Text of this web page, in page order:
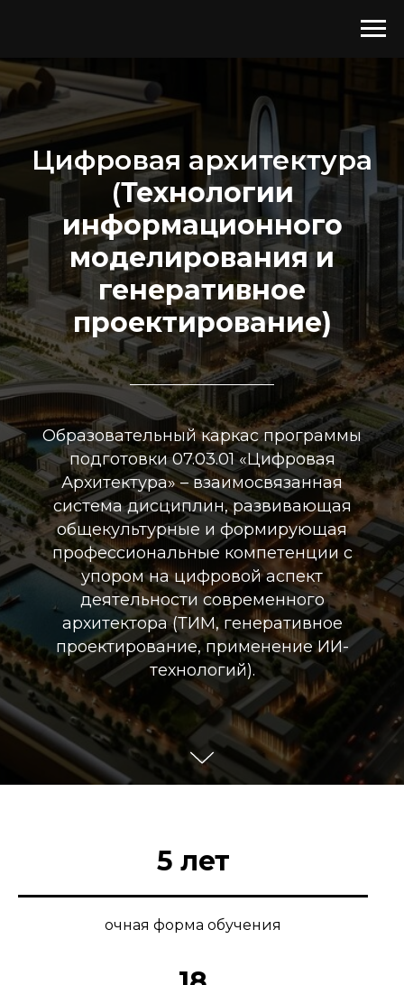
Цифровая архитектура
(Технологии
информационного
моделирования и
генеративное
проектирование)
Образовательный каркас программы
подготовки 07.03.01 «Цифровая
Архитектура» – взаимосвязанная
система дисциплин, развивающая
общекультурные и формирующая
профессиональные компетенции с
упором на цифровой аспект
деятельности современного
архитектора (ТИМ, генеративное
проектирование, применение ИИ-
технологий).
5 лет
очная форма обучения